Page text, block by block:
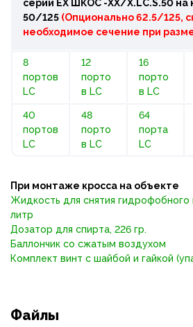
серии ЕХ ШКОС -ХХ/Х.LC.S.50 на
50/125 (Опционально 62.5/125,
необходимое сечение при
8
портов
LC
12
порто
в LC
16
порто
в LC
40
портов
LC
48
порто
в LC
64
порта
LC
При монтаже кросса на объекте
Жидкость для снятия гидрофобного
литр
Дозатор для спирта, 226 гр.
Баллончик со сжатым воздухом
Комплект винт с шайбой и гайкой
Файлы